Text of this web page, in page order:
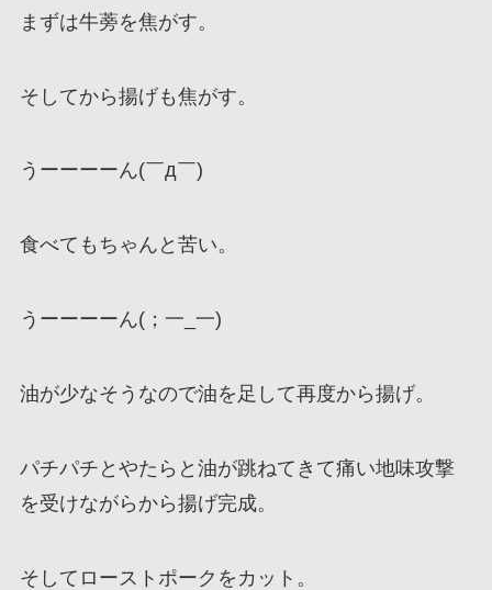
まずは牛蒡を焦がす。
そしてから揚げも焦がす。
うーーーーん(￣д￣)
食べてもちゃんと苦い。
うーーーーん(；一_一)
油が少なそうなので油を足して再度から揚げ。
パチパチとやたらと油が跳ねてきて痛い地味攻撃
を受けながらから揚げ完成。
そしてローストポークをカット。